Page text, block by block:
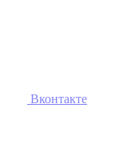
Вконтакте